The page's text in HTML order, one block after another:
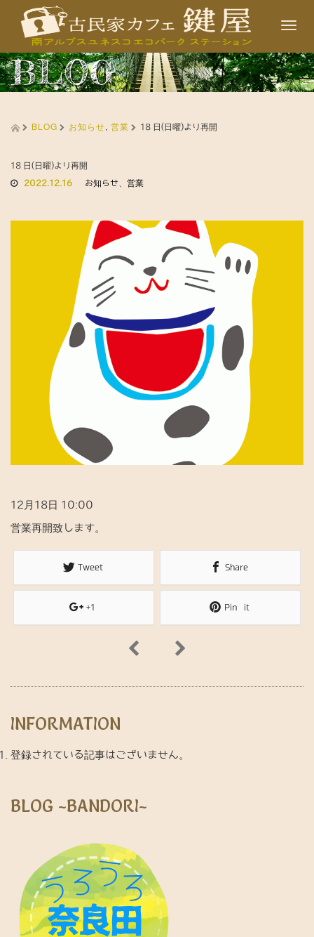
T
o
g
g
BLOG
BLOG お知らせ, 営業 18 日(日曜)より再開
18 日(日曜)より再開
2022.12.16 お知らせ 営業
12月18日 10:00
営業再開致します。
Tweet Share
+1 Pin it
INFORMATION
登録されている記事はございません。
BLOG ~BANDORI~